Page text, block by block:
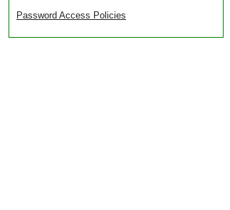
Password Access Policies